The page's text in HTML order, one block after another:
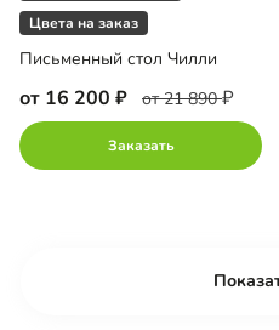
Цвета на заказ
Письменный стол Чилли
от 16 200 от 21 890
Заказать